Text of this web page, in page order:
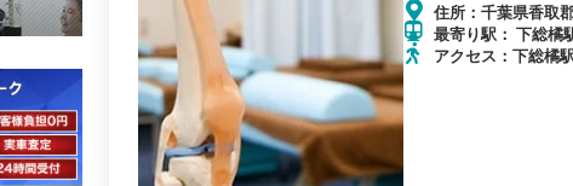
住所：千葉県香取
最寄り駅： 下総橘
アクセス：下総橘